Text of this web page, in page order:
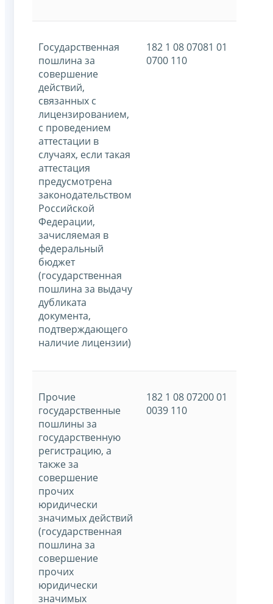
Государственная
пошлина за
совершение
действий,
связанных с
лицензированием,
с проведением
аттестации в
случаях, если такая
аттестация
предусмотрена
законодательством
Российской
Федерации,
зачисляемая в
федеральный
бюджет
(государственная
пошлина за выдачу
дубликата
документа,
подтверждающего
наличие лицензии)
182 1 08 07081 01
0700 110
Прочие
государственные
пошлины за
государственную
регистрацию, а
также за
совершение
прочих
юридически
значимых действий
(государственная
пошлина за
совершение
прочих
юридически
значимых
182 1 08 07200 01
0039 110